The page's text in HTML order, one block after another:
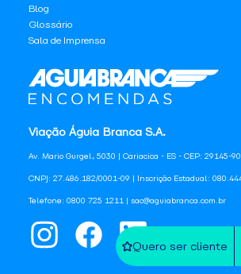
Quero ser cliente
Viação Águia Branca S.A.
Av. Mario Gurgel, 5030 | Cariacica - ES - CEP: 29145-
CNPJ: 27.486.182/0001-09 | Inscrição Estadual:
Telefone: 0800 725 1211 | sac@aguiabranca.com.br
Blog
Glossário
Sala de Imprensa